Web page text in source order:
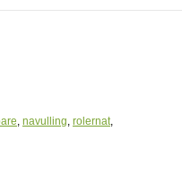
, navulling, rolernat,